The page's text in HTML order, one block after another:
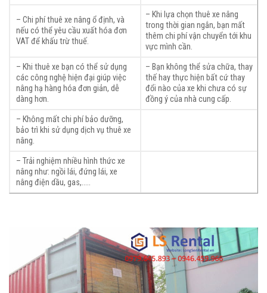
– Chi phí thuê xe nâng ổ định, và
nếu có thể yêu cầu xuất hóa đơn
VAT để khấu trừ thuế.
– Khi lựa chọn thuê xe nâng
trong thời gian ngắn, bạn mất
thêm chi phí vận chuyển tới khu
vực mình cần.
– Khi thuê xe bạn có thể sử dụng
các công nghệ hiện đại giúp việc
nâng hạ hàng hóa đơn giản, dễ
dàng hơn.
– Bạn không thể sửa chữa, thay
thế hay thực hiện bất cứ thay
đổi nào của xe khi chưa có sự
đồng ý của nhà cung cấp.
– Không mất chi phí bảo dưỡng,
bảo trì khi sử dụng dịch vụ thuê xe
nâng.
– Trải nghiệm nhiều hình thức xe
nâng như: ngồi lái, đứng lái, xe
nâng điện dầu, gas,…..